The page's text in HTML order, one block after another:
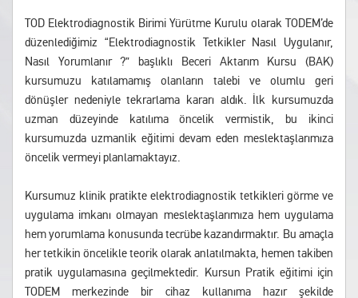
TOD Elektrodiagnostik Birimi Yürütme Kurulu olarak TODEM’de
düzenlediğimiz “Elektrodiagnostik Tetkikler Nasıl Uygulanır,
Nasıl Yorumlanır ?” başlıklı Beceri Aktarım Kursu (BAK)
kursumuzu katılamamış olanların talebi ve olumlu geri
dönüşler nedeniyle tekrarlama kararı aldık. İlk kursumuzda
uzman düzeyinde katılıma öncelik vermistik, bu ikinci
kursumuzda uzmanlik eğitimi devam eden meslektaşlarımıza
öncelik vermeyi planlamaktayız.
Kursumuz klinik pratikte elektrodiagnostik tetkikleri görme ve
uygulama imkanı olmayan meslektaşlarımıza hem uygulama
hem yorumlama konusunda tecrübe kazandırmaktır. Bu amaçla
her tetkikin öncelikle teorik olarak anlatılmakta, hemen takiben
pratik uygulamasına geçilmektedir. Kursun Pratik eğitimi için
TODEM merkezinde bir cihaz kullanıma hazır şekilde